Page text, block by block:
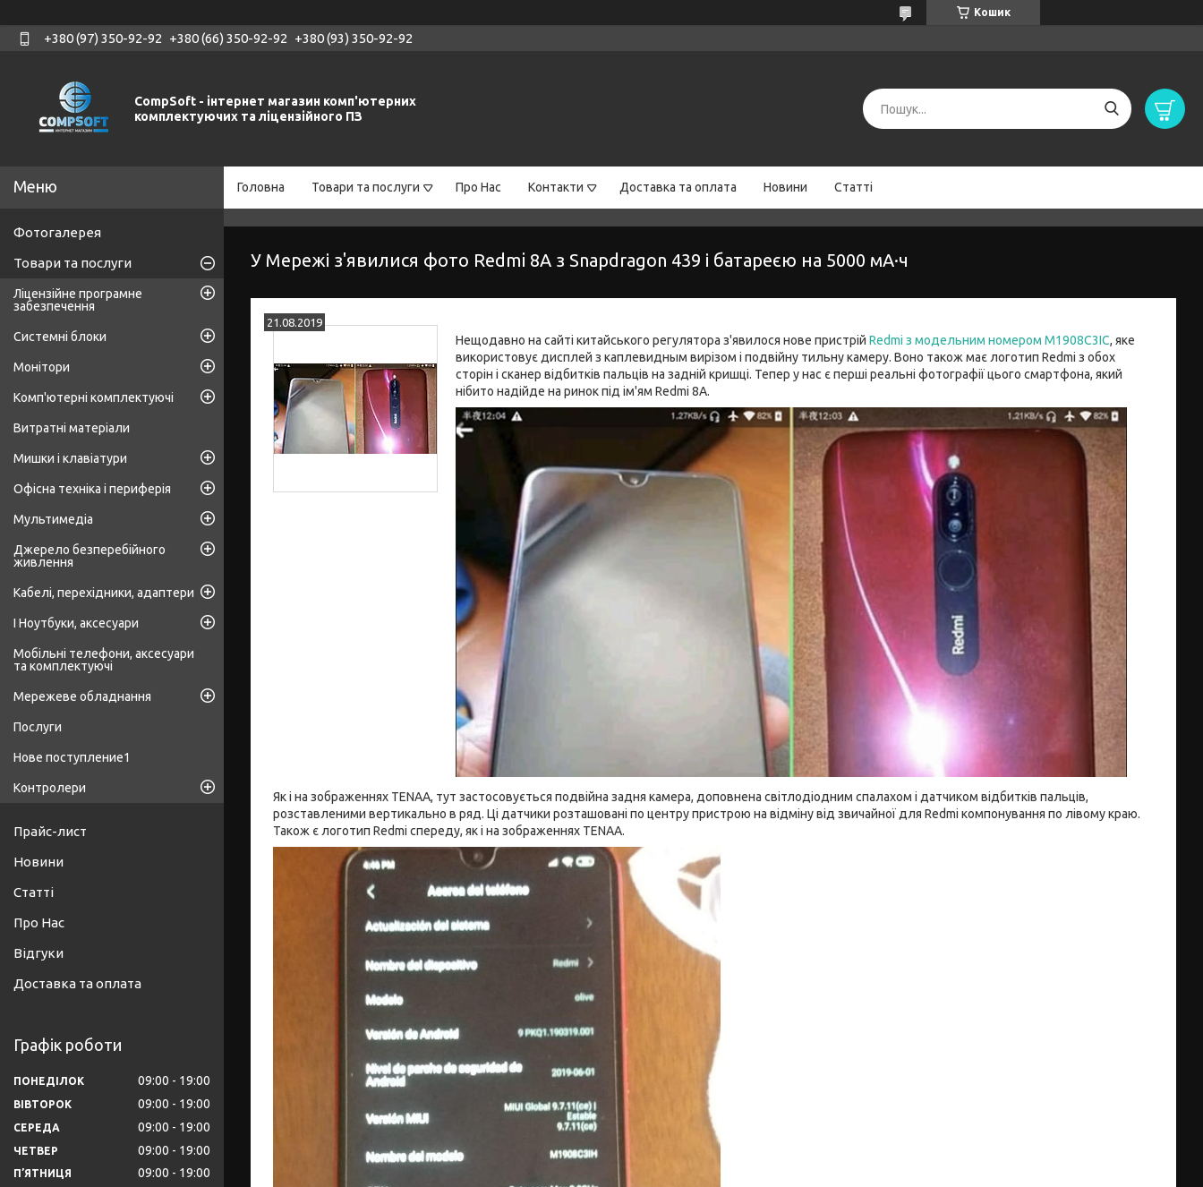
Кошик
+380 (97) 350-92-92 +380 (66) 350-92-92 +380 (93) 350-92-92
CompSoft - інтернет магазин комп'ютерних
комплектуючих та ліцензійного ПЗ
Головна Товари та послуги Про Нас Контакти Доставка та оплата Новини Статті
У Мережі з'явилися фото Redmi 8A з Snapdragon 439 і батареєю на 5000 мА·ч
21.08.2019
Нещодавно на сайті китайського регулятора з'явилося нове пристрій Redmi з модельним номером M1908C3IC, яке
використовує дисплей з каплевидным вирізом і подвійну тильну камеру. Воно також має логотип Redmi з обох
сторін і сканер відбитків пальців на задній кришці. Тепер у нас є перші реальні фотографії цього смартфона, який
нібито надійде на ринок під ім'ям Redmi 8A.
Як і на зображеннях TENAA, тут застосовується подвійна задня камера, доповнена світлодіодним спалахом і датчиком відбитків пальців,
розставленими вертикально в ряд. Ці датчики розташовані по центру пристрою на відміну від звичайної для Redmi компонування по лівому краю.
Також є логотип Redmi спереду, як і на зображеннях TENAA.
Фотогалерея
Товари та послуги
Ліцензійне програмне
забезпечення
Системні блоки
Монітори
Комп'ютерні комплектуючі
Витратні матеріали
Мишки і клавіатури
Офісна техніка і периферія
Мультимедіа
Джерело безперебійного
живлення
Кабелі, перехідники, адаптери
І Ноутбуки, аксесуари
Мобільні телефони, аксесуари
та комплектуючі
Мережеве обладнання
Послуги
Нове поступление1
Контролери
Прайс-лист
Новини
Статті
Про Нас
Відгуки
Доставка та оплата
Графік роботи
ПОНЕДІЛОК 09:00 19:00
ВІВТОРОК 09:00 19:00
СЕРЕДА 09:00 19:00
ЧЕТВЕР 09:00 19:00
ПʼЯТНИЦЯ 09:00 19:00